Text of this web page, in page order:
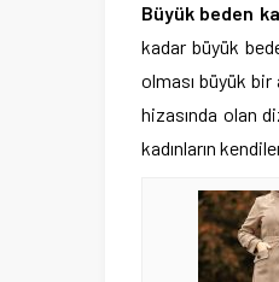
Büyük beden
kadar büyük
olması büyük
hizasında olan
kadınların